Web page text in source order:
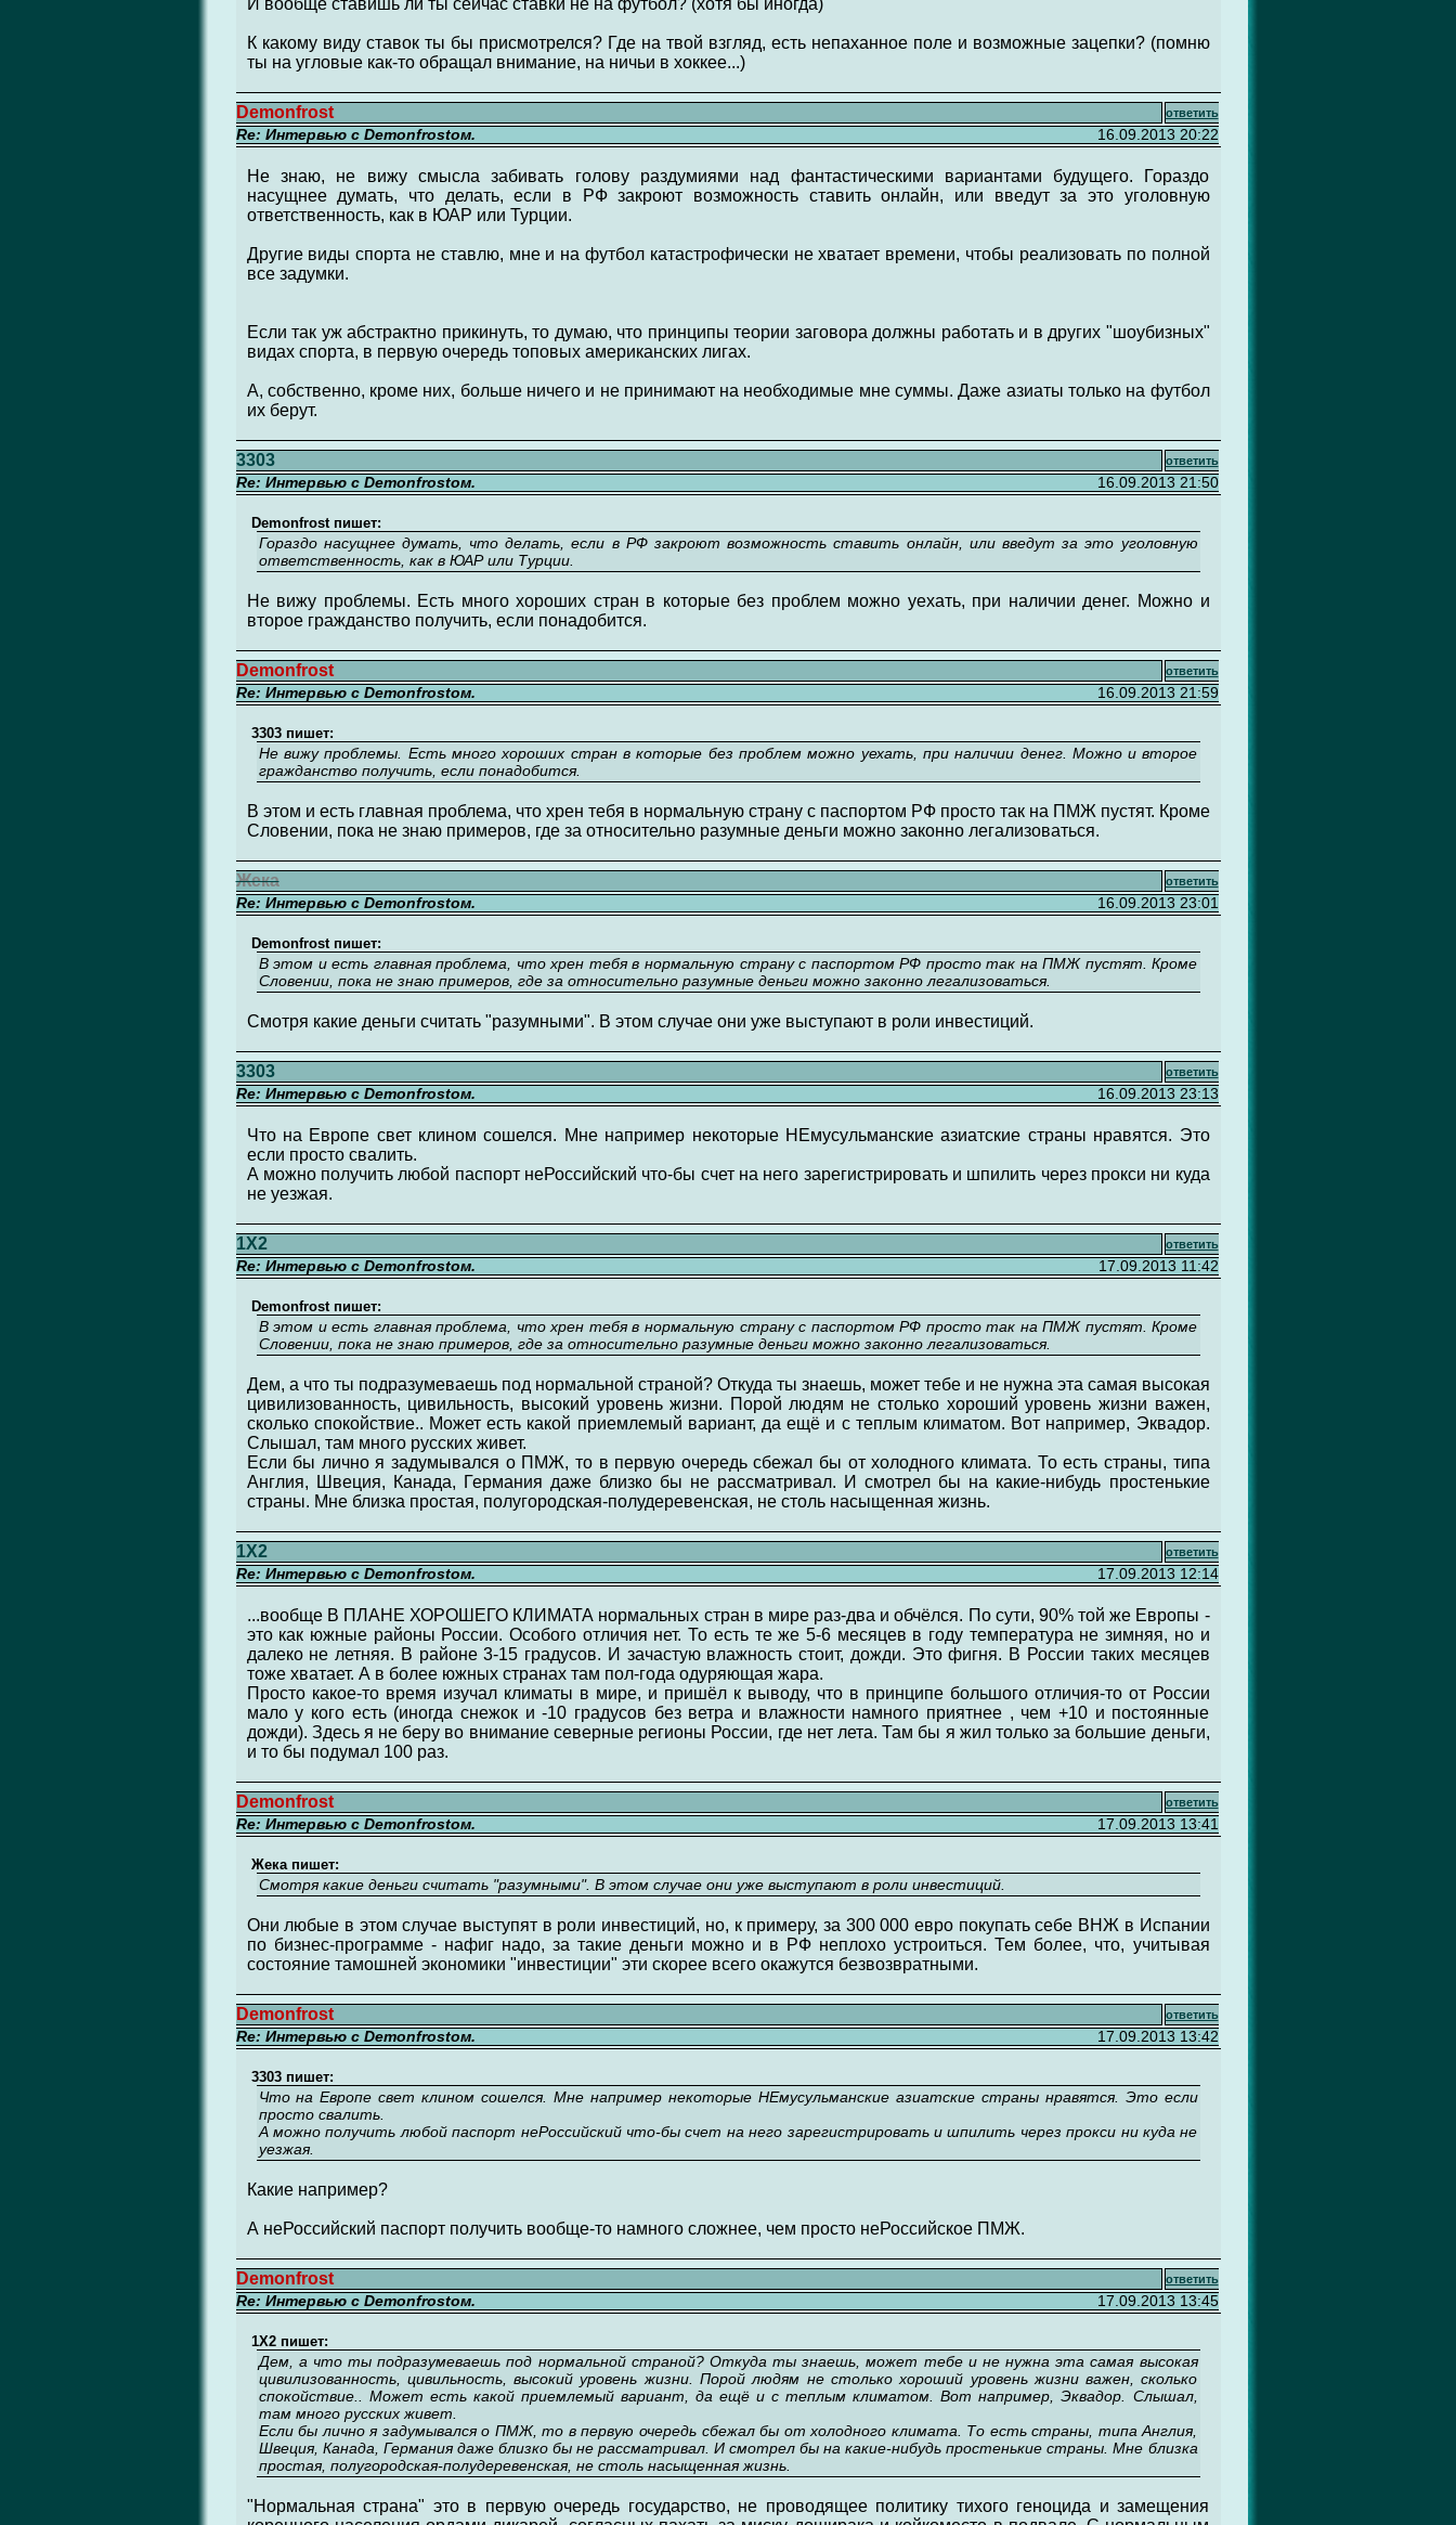
И вообще ставишь ли ты сейчас ставки не на футбол? (хотя бы иногда)
К какому виду ставок ты бы присмотрелся? Где на твой взгляд, есть непаханное поле и возможные зацепки? (помню
ты на угловые как-то обращал внимание, на ничьи в хоккее...)
Demonfrost ответить
Re: Интервью с Demonfrostом. 16.09.2013 20:22
Не знаю, не вижу смысла забивать голову раздумиями над фантастическими вариантами будущего. Гораздо
насущнее думать, что делать, если в РФ закроют возможность ставить онлайн, или введут за это уголовную
ответственность, как в ЮАР или Турции.
Другие виды спорта не ставлю, мне и на футбол катастрофически не хватает времени, чтобы реализовать по полной
все задумки.
Если так уж абстрактно прикинуть, то думаю, что принципы теории заговора должны работать и в других "шоубизных"
видах спорта, в первую очередь топовых американских лигах.
А, собственно, кроме них, больше ничего и не принимают на необходимые мне суммы. Даже азиаты только на футбол
их берут.
3303 ответить
Re: Интервью с Demonfrostом. 16.09.2013 21:50
Demonfrost пишет:
Гораздо насущнее думать, что делать, если в РФ закроют возможность ставить онлайн, или введут за это уголовную
ответственность, как в ЮАР или Турции.
Не вижу проблемы. Есть много хороших стран в которые без проблем можно уехать, при наличии денег. Можно и
второе гражданство получить, если понадобится.
Demonfrost ответить
Re: Интервью с Demonfrostом. 16.09.2013 21:59
3303 пишет:
Не вижу проблемы. Есть много хороших стран в которые без проблем можно уехать, при наличии денег. Можно и второе
гражданство получить, если понадобится.
В этом и есть главная проблема, что хрен тебя в нормальную страну с паспортом РФ просто так на ПМЖ пустят. Кроме
Словении, пока не знаю примеров, где за относительно разумные деньги можно законно легализоваться.
Жека ответить
Re: Интервью с Demonfrostом. 16.09.2013 23:01
Demonfrost пишет:
В этом и есть главная проблема, что хрен тебя в нормальную страну с паспортом РФ просто так на ПМЖ пустят. Кроме
Словении, пока не знаю примеров, где за относительно разумные деньги можно законно легализоваться.
Смотря какие деньги считать "разумными". В этом случае они уже выступают в роли инвестиций.
3303 ответить
Re: Интервью с Demonfrostом. 16.09.2013 23:13
Что на Европе свет клином сошелся. Мне например некоторые НЕмусульманские азиатские страны нравятся. Это
если просто свалить.
А можно получить любой паспорт неРоссийский что-бы счет на него зарегистрировать и шпилить через прокси ни куда
не уезжая.
1X2 ответить
Re: Интервью с Demonfrostом. 17.09.2013 11:42
Demonfrost пишет:
В этом и есть главная проблема, что хрен тебя в нормальную страну с паспортом РФ просто так на ПМЖ пустят. Кроме
Словении, пока не знаю примеров, где за относительно разумные деньги можно законно легализоваться.
Дем, а что ты подразумеваешь под нормальной страной? Откуда ты знаешь, может тебе и не нужна эта самая высокая
цивилизованность, цивильность, высокий уровень жизни. Порой людям не столько хороший уровень жизни важен,
сколько спокойствие.. Может есть какой приемлемый вариант, да ещё и с теплым климатом. Вот например, Эквадор.
Слышал, там много русских живет.
Если бы лично я задумывался о ПМЖ, то в первую очередь сбежал бы от холодного климата. То есть страны, типа
Англия, Швеция, Канада, Германия даже близко бы не рассматривал. И смотрел бы на какие-нибудь простенькие
страны. Мне близка простая, полугородская-полудеревенская, не столь насыщенная жизнь.
1X2 ответить
Re: Интервью с Demonfrostом. 17.09.2013 12:14
...вообще В ПЛАНЕ ХОРОШЕГО КЛИМАТА нормальных стран в мире раз-два и обчёлся. По сути, 90% той же Европы -
это как южные районы России. Особого отличия нет. То есть те же 5-6 месяцев в году температура не зимняя, но и
далеко не летняя. В районе 3-15 градусов. И зачастую влажность стоит, дожди. Это фигня. В России таких месяцев
тоже хватает. А в более южных странах там пол-года одуряющая жара.
Просто какое-то время изучал климаты в мире, и пришёл к выводу, что в принципе большого отличия-то от России
мало у кого есть (иногда снежок и -10 градусов без ветра и влажности намного приятнее , чем +10 и постоянные
дожди). Здесь я не беру во внимание северные регионы России, где нет лета. Там бы я жил только за большие деньги,
и то бы подумал 100 раз.
Demonfrost ответить
Re: Интервью с Demonfrostом. 17.09.2013 13:41
Жека пишет:
Смотря какие деньги считать "разумными". В этом случае они уже выступают в роли инвестиций.
Они любые в этом случае выступят в роли инвестиций, но, к примеру, за 300 000 евро покупать себе ВНЖ в Испании
по бизнес-программе - нафиг надо, за такие деньги можно и в РФ неплохо устроиться. Тем более, что, учитывая
состояние тамошней экономики "инвестиции" эти скорее всего окажутся безвозвратными.
Demonfrost ответить
Re: Интервью с Demonfrostом. 17.09.2013 13:42
3303 пишет:
Что на Европе свет клином сошелся. Мне например некоторые НЕмусульманские азиатские страны нравятся. Это если
просто свалить.
А можно получить любой паспорт неРоссийский что-бы счет на него зарегистрировать и шпилить через прокси ни куда не
уезжая.
Какие например?
А неРоссийский паспорт получить вообще-то намного сложнее, чем просто неРоссийское ПМЖ.
Demonfrost ответить
Re: Интервью с Demonfrostом. 17.09.2013 13:45
1X2 пишет:
Дем, а что ты подразумеваешь под нормальной страной? Откуда ты знаешь, может тебе и не нужна эта самая высокая
цивилизованность, цивильность, высокий уровень жизни. Порой людям не столько хороший уровень жизни важен, сколько
спокойствие.. Может есть какой приемлемый вариант, да ещё и с теплым климатом. Вот например, Эквадор. Слышал,
там много русских живет.
Если бы лично я задумывался о ПМЖ, то в первую очередь сбежал бы от холодного климата. То есть страны, типа Англия,
Швеция, Канада, Германия даже близко бы не рассматривал. И смотрел бы на какие-нибудь простенькие страны. Мне близка
простая, полугородская-полудеревенская, не столь насыщенная жизнь.
"Нормальная страна" это в первую очередь государство, не проводящее политику тихого геноцида и замещения